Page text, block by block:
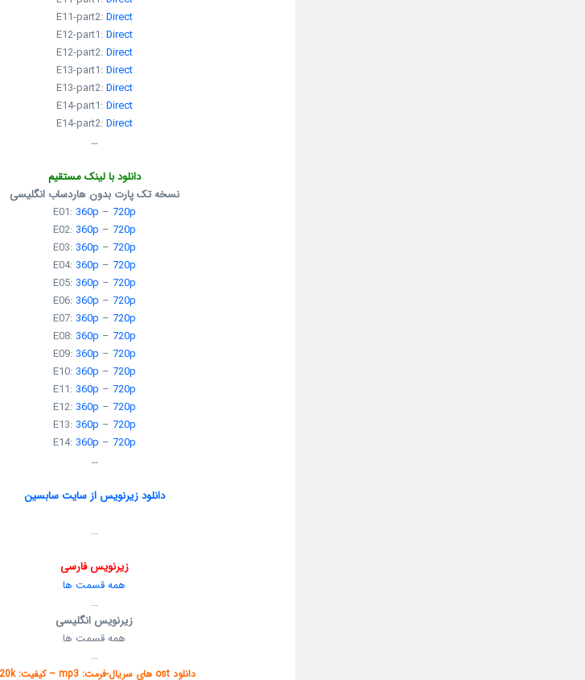
E11-part2:Direct
E12-part1:Direct
E12-part2:Direct
E13-part1:Direct
E13-part2:Direct
E14-part1:Direct
E14-part2:Direct
…
دانلود با لینک مستقیم
نسخه تک پارت بدون هاردساب انگلیسی
E01: 360p – 720p
E02: 360p – 720p
E03: 360p – 720p
E04: 360p – 720p
E05: 360p – 720p
E06: 360p – 720p
E07: 360p – 720p
E08: 360p – 720p
E09: 360p – 720p
E10: 360p – 720p
E11: 360p – 720p
E12: 360p – 720p
E13: 360p – 720p
E14: 360p – 720p
…
دانلود زیرنویس از سایت سابسین
…
زیرنویس فارسی
همه قسمت ها
…
زیرنویس انگلیسی
همه قسمت ها
…
دانلود ost های سریال-فرمت: mp3 – کیفیت: 320k